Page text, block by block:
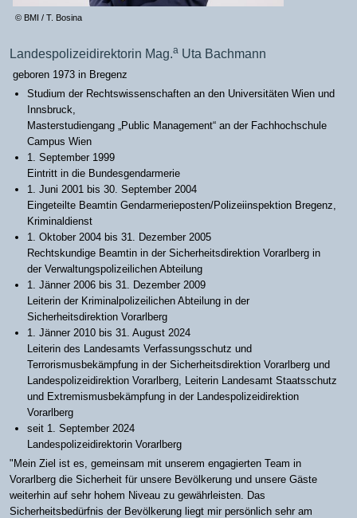
© BMI / T. Bosina
Landespolizeidirektorin Mag.a Uta Bachmann
geboren 1973 in Bregenz
Studium der Rechtswissenschaften an den Universitäten Wien und
Innsbruck,
Masterstudiengang „Public Management“ an der Fachhochschule
Campus Wien
1. September 1999
Eintritt in die Bundesgendarmerie
1. Juni 2001 bis 30. September 2004
Eingeteilte Beamtin Gendarmerieposten/Polizeiinspektion Bregenz,
Kriminaldienst
1. Oktober 2004 bis 31. Dezember 2005
Rechtskundige Beamtin in der Sicherheitsdirektion Vorarlberg in
der Verwaltungspolizeilichen Abteilung
1. Jänner 2006 bis 31. Dezember 2009
Leiterin der Kriminalpolizeilichen Abteilung in der
Sicherheitsdirektion Vorarlberg
1. Jänner 2010 bis 31. August 2024
Leiterin des Landesamts Verfassungsschutz und
Terrorismusbekämpfung in der Sicherheitsdirektion Vorarlberg und
Landespolizeidirektion Vorarlberg, Leiterin Landesamt Staatsschutz
und Extremismusbekämpfung in der Landespolizeidirektion
Vorarlberg
seit 1. September 2024
Landespolizeidirektorin Vorarlberg
"Mein Ziel ist es, gemeinsam mit unserem engagierten Team in
Vorarlberg die Sicherheit für unsere Bevölkerung und unsere Gäste
weiterhin auf sehr hohem Niveau zu gewährleisten. Das
Sicherheitsbedürfnis der Bevölkerung liegt mir persönlich sehr am